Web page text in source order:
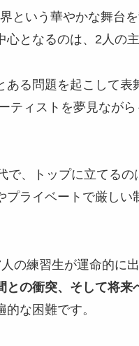
という華やかな舞台
となるのは、2人の主
る問題を起こして表
ティストを夢見なが
で、トップに立てる
ライベートで厳し
の練習生が運命的に
との衝突、そして将来
な困難です。